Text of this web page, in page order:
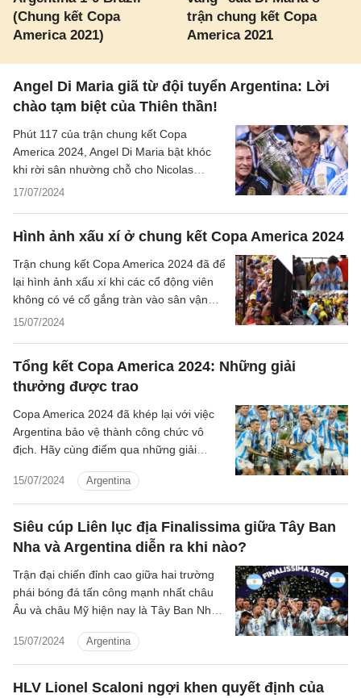
(Chung kết Copa
America 2021)
trận chung kết Copa
America 2021
Angel Di Maria giã từ đội tuyển Argentina: Lời
chào tạm biệt của Thiên thần!
17/07/2024
Phút 117 của trận chung kết Copa
America 2024, Angel Di Maria bật khóc
khi rời sân nhường chỗ cho Nicolas
Otamendi. Đó là trận đấu cuối cùng của
Hình ảnh xấu xí ở chung kết Copa America 2024
15/07/2024
Trận chung kết Copa America 2024 đã để
lại hình ảnh xấu xí khi các cổ động viên
không có vé cố gắng tràn vào sân vận
động gây mất an ninh trật tự.
Tổng kết Copa America 2024: Những giải
thưởng được trao
15/07/2024 Argentina
Copa America 2024 đã khép lại với việc
Argentina bảo vệ thành công chức vô
địch. Hãy cùng điểm qua những giải
Siêu cúp Liên lục địa Finalissima giữa Tây Ban
Nha và Argentina diễn ra khi nào?
15/07/2024 Argentina
Trận đại chiến đỉnh cao giữa hai trường
phái bóng đá tấn công mạnh nhất châu
Âu và châu Mỹ hiện nay là Tây Ban Nha
quãng thời gian tới đây.
HLV Lionel Scaloni ngợi khen quyết định của